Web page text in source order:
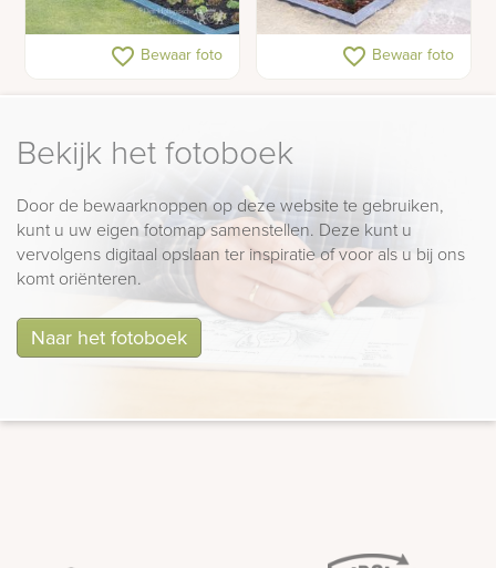
Zwerfsteen
grafmonument
favorite_border Bewaar foto Zwerfkei grafmonument
favorite_border Bewaar foto
Bekijk het fotoboek
Door de bewaarknoppen op deze website te gebruiken,
kunt u uw eigen fotomap samenstellen. Deze kunt u
vervolgens digitaal opslaan ter inspiratie of voor als u bij ons
komt oriënteren.
Naar het fotoboek